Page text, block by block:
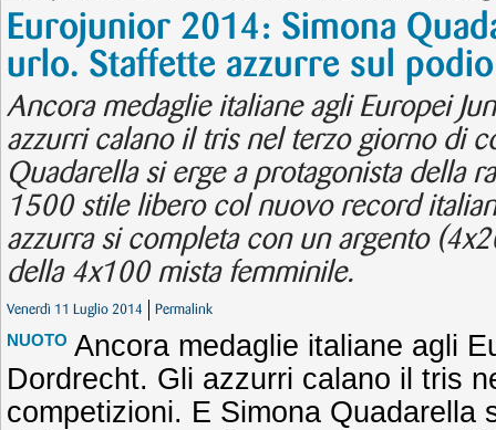
Eurojunior 2014: Simona
urlo. Staffette azzurre sul podio
Ancora medaglie italiane agli Europei
azzurri calano il tris nel terzo giorno di
Quadarella si erge a protagonista della
1500 stile libero col nuovo record
azzurra si completa con un argento
della 4x100 mista femminile.
Venerdì 11 Luglio 2014 Permalink
NUOTO Ancora medaglie italiane agli
Dordrecht. Gli azzurri calano il tris
competizioni. E Simona Quadarella